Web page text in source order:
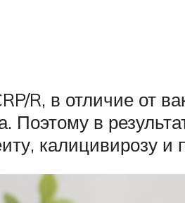
R, в отличие от
Поэтому в
калицивирозу и